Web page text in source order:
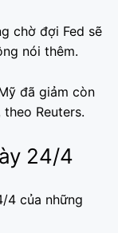
chờ đợi Fed sẽ
nói thêm.
đã giảm còn
Reuters.
24/4
4 của những